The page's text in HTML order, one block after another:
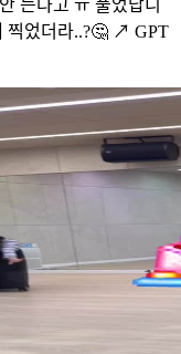
든다고 ㅠ 풀었답니
찍었더라..?🤔 ↗️ GPT